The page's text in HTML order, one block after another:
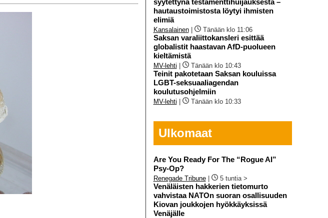
syytettynä testamenttihuijauksesta –
hautaustoimistosta löytyi ihmisten
elimiä
Kansalainen| Tänään klo 11:06
Saksan varaliittokansleri esittää
globalistit haastavan AfD-puolueen
kieltämistä
MV-lehti Tänään klo 10:43
Teinit pakotetaan Saksan kouluissa
LGBT-seksuaaliagendan
koulutusohjelmiin
MV-lehti Tänään klo 10:33
Ulkomaat
Are You Ready For The “Rogue AI”
Psy-Op?
Renegade Tribune| 5 tuntia >
Venäläisten hakkerien tietomurto
vahvistaa NATOn suoran osallisuuden
Kiovan joukkojen hyökkäyksissä
Venäjälle